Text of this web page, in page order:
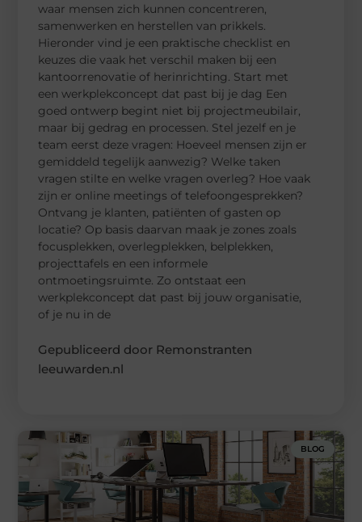
waar mensen zich kunnen concentreren,
samenwerken en herstellen van prikkels.
Hieronder vind je een praktische checklist en
keuzes die vaak het verschil maken bij een
kantoorrenovatie of herinrichting. Start met
een werkplekconcept dat past bij je dag Een
goed ontwerp begint niet bij projectmeubilair,
maar bij gedrag en processen. Stel jezelf en je
team eerst deze vragen: Hoeveel mensen zijn er
gemiddeld tegelijk aanwezig? Welke taken
vragen stilte en welke vragen overleg? Hoe vaak
zijn er online meetings of telefoongesprekken?
Ontvang je klanten, patiënten of gasten op
locatie? Op basis daarvan maak je zones zoals
focusplekken, overlegplekken, belplekken,
projecttafels en een informele
ontmoetingsruimte. Zo ontstaat een
werkplekconcept dat past bij jouw organisatie,
of je nu in de
Gepubliceerd door Remonstranten
leeuwarden.nl
BLOG